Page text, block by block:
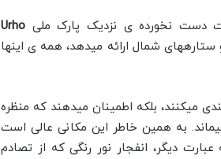
دست نخورده ی نزدیک پارک ملی Urho
شمال ارائه می­دهد، همه ی اینها
می­کنند، بلکه اطمینان می­دهند که منظره
به همین خاطر این مکانی عالی است
دیگر، انفجار نور رنگی که از تصادم